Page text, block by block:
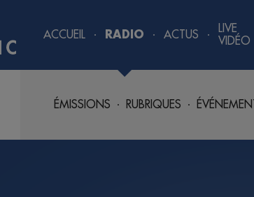
ACCUEIL RADIO
ÉMISSIONS RUBRIQUES ÉVÉNEMENT
ACTUS
LIVE
VIDÉO